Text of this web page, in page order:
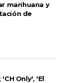
marihuana y
de
Only', 'El